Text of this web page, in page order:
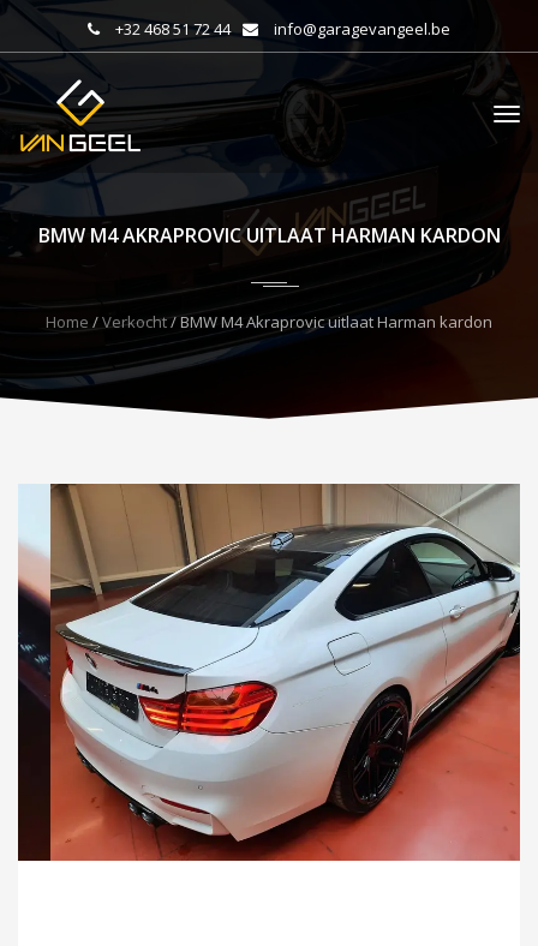
+32 468 51 72 44 info@garagevangeel.be
BMW M4 AKRAPROVIC UITLAAT HARMAN KARDON
Home /Verkocht/ BMW M4 Akraprovic uitlaat Harman kardon